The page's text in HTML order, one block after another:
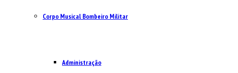
Corpo Musical Bombeiro Militar
Administração